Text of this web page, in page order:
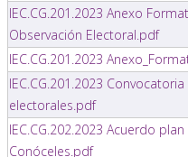
IEC.CG.201.2023 Anexo
Observación Electoral.pdf
IEC.CG.201.2023
IEC.CG.201.2023
electorales.pdf
IEC.CG.202.2023 Acuerdo
Conóceles.pdf